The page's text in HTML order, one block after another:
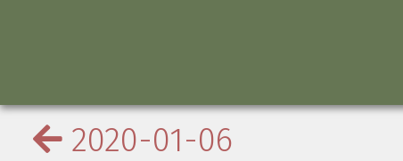
2020-01-06